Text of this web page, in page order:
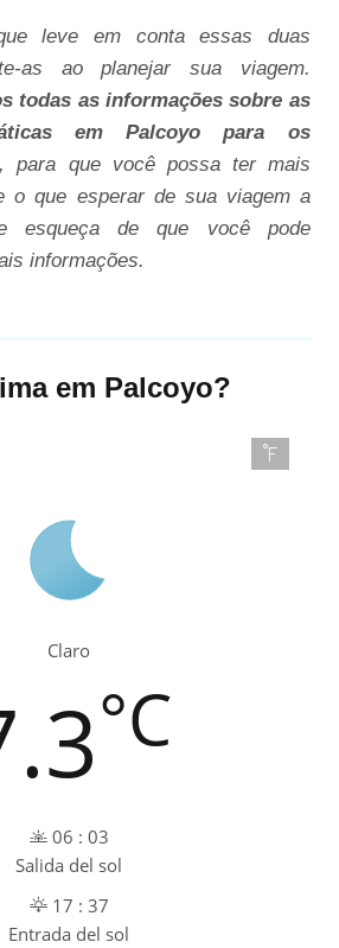
leve em conta essas duas
as ao planejar sua viagem.
todas as informações sobre as
em Palcoyo para os
, para que você possa ter mais
o que esperar de sua viagem a
esqueça de que você pode
informações.
em Palcoyo?
Claro
°C
06 : 03
Salida del sol
17 : 37
Entrada del sol